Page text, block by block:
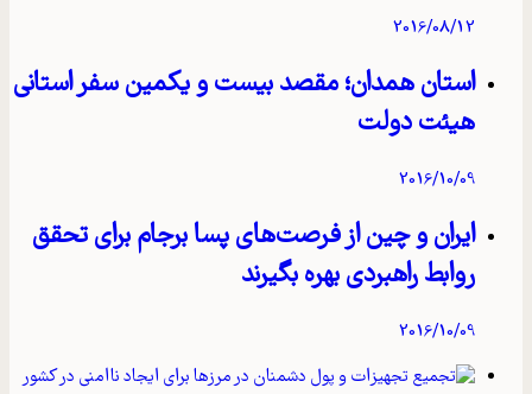
2016/08/12
استان همدان؛ مقصد بیست و یکمین سفر استانی
هیئت دولت
2016/10/09
ایران و چین از فرصت‌های پسا برجام برای تحقق
روابط راهبردی بهره بگیرند
2016/10/09